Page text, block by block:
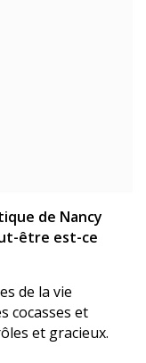
de Nancy
être est-ce
de la vie
cocasses et
et gracieux.